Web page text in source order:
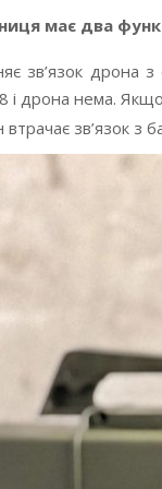
має два
зв’язок дрона з
і дрона нема.
зв’язок з